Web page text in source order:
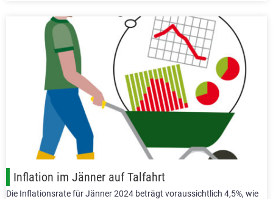
Inflation im Jänner auf Talfahrt
Die Inflationsrate für Jänner 2024 beträgt voraussichtlich 4,5%, wie